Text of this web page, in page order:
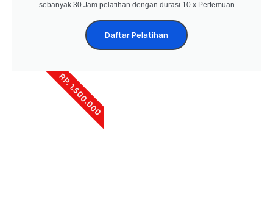
sebanyak 30 Jam pelatihan dengan durasi 10 x Pertemuan
Daftar Pelatihan
RP. 1.500.000